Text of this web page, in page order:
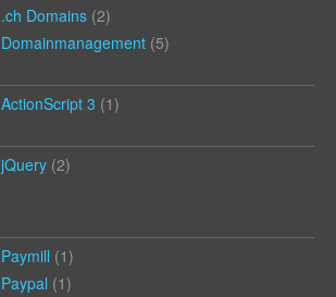
.ch Domains (2)
Domainmanagement (5)
ActionScript 3 (1)
jQuery (2)
Paymill (1)
Paypal (1)